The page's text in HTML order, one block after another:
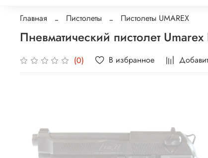
Главная Пистолеты Пистолеты UMAREX
Пневматический пистолет
(0) В избранное